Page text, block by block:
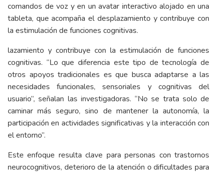
comandos de voz y en un avatar interactivo alojado en una
tableta, que acompaña el desplazamiento y contribuye con
la estimulación de funciones cognitivas.
lazamiento y contribuye con la estimulación de funciones
cognitivas. “Lo que diferencia este tipo de tecnología de
otros apoyos tradicionales es que busca adaptarse a las
necesidades funcionales, sensoriales y cognitivas del
usuario”, señalan las investigadoras. “No se trata solo de
caminar más seguro, sino de mantener la autonomía, la
participación en actividades significativas y la interacción con
el entorno”.
Este enfoque resulta clave para personas con trastornos
neurocognitivos, deterioro de la atención o dificultades para